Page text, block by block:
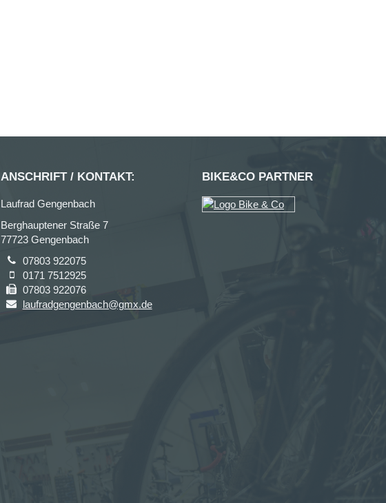
ANSCHRIFT / KONTAKT:
Laufrad Gengenbach
Berghauptener Straße 7
77723 Gengenbach
07803 922075
0171 7512925
07803 922076
laufradgengenbach@gmx.de
BIKE&CO PARTNER